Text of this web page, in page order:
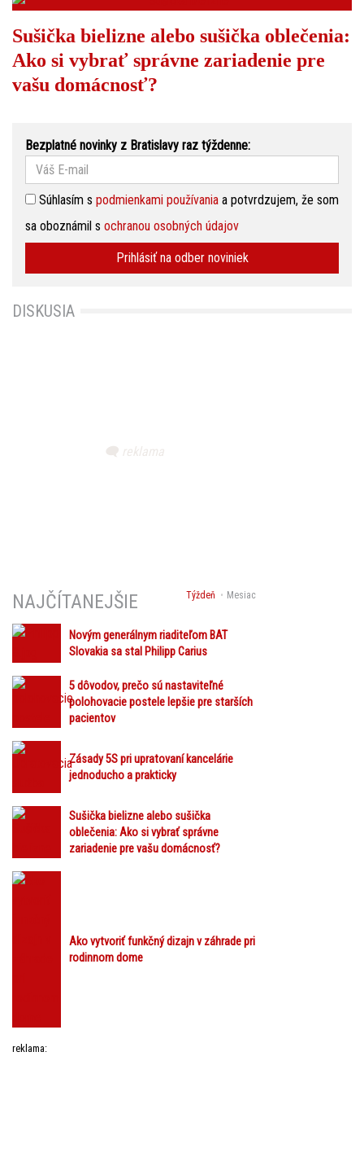
Sušička bielizne alebo sušička oblečenia:
Ako si vybrať správne zariadenie pre
vašu domácnosť?
Bezplatné novinky z Bratislavy raz týždenne:
Súhlasím s podmienkami používania a potvrdzujem, že som
sa oboznámil s ochranou osobných údajov
Prihlásiť na odber noviniek
DISKUSIA
Týždeň Mesiac
NAJČÍTANEJŠIE
Novým generálnym riaditeľom BAT
Slovakia sa stal Philipp Carius
5 dôvodov, prečo sú nastaviteľné
polohovacie postele lepšie pre starších
pacientov
Zásady 5S pri upratovaní kancelárie
jednoducho a prakticky
Sušička bielizne alebo sušička
oblečenia: Ako si vybrať správne
zariadenie pre vašu domácnosť?
Ako vytvoriť funkčný dizajn v záhrade pri
rodinnom dome
reklama: